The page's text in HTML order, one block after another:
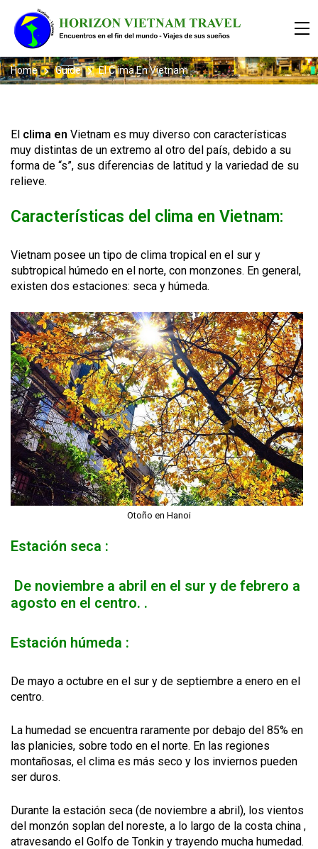
Home Guide El Clima En Vietnam
El clima en Vietnam es muy diverso con características
muy distintas de un extremo al otro del país, debido a su
forma de “s”, sus diferencias de latitud y la variedad de su
relieve.
Características del clima en Vietnam:
Vietnam posee un tipo de clima tropical en el sur y
subtropical húmedo en el norte, con monzones. En general,
existen dos estaciones: seca y húmeda.
Otoño en Hanoi
Estación seca :
De noviembre a abril en el sur y de febrero a
agosto en el centro. .
Estación húmeda :
De mayo a octubre en el sur y de septiembre a enero en el
centro.
La humedad se encuentra raramente por debajo del 85% en
las planicies, sobre todo en el norte. En las regiones
montañosas, el clima es más seco y los inviernos pueden
ser duros.
Durante la estación seca (de noviembre a abril), los vientos
del monzón soplan del noreste, a lo largo de la costa china ,
atravesando el Golfo de Tonkin y trayendo mucha humedad.